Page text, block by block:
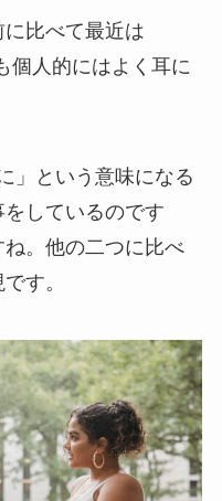
比べて最近は
個人的にはよく耳に
」という意味になる
しているのです
。他の二つに比べ
す。